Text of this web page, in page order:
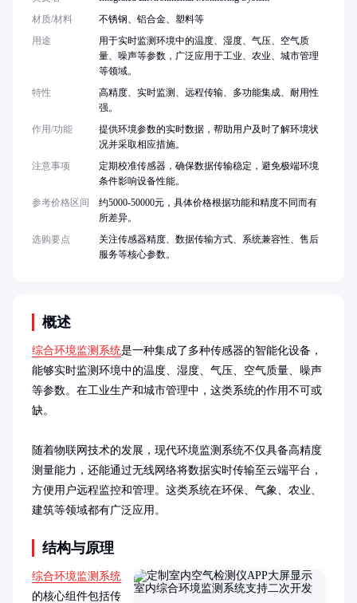
概述
综合环境监测系统是一种集成了多种传感器的智能化设备，
能够实时监测环境中的温度、湿度、气压、空气质量、噪声
等参数。在工业生产和城市管理中，这类系统的作用不可或
缺。
随着物联网技术的发展，现代环境监测系统不仅具备高精度
测量能力，还能通过无线网络将数据实时传输至云端平台，
方便用户远程监控和管理。这类系统在环保、气象、农业、
建筑等领域都有广泛应用。
结构与原理
综合环境监测系统
的核心组件包括传
材质/材料
不锈钢、铝合金、塑料等
用途
用于实时监测环境中的温度、湿度、气压、空气质
量、噪声等参数，广泛应用于工业、农业、城市管理
等领域。
特性
高精度、实时监测、远程传输、多功能集成、耐用性
强。
作用/功能
提供环境参数的实时数据，帮助用户及时了解环境状
况并采取相应措施。
注意事项
定期校准传感器，确保数据传输稳定，避免极端环境
条件影响设备性能。
参考价格区间
约5000-50000元，具体价格根据功能和精度不同而有
所差异。
选购要点
关注传感器精度、数据传输方式、系统兼容性、售后
服务等核心参数。